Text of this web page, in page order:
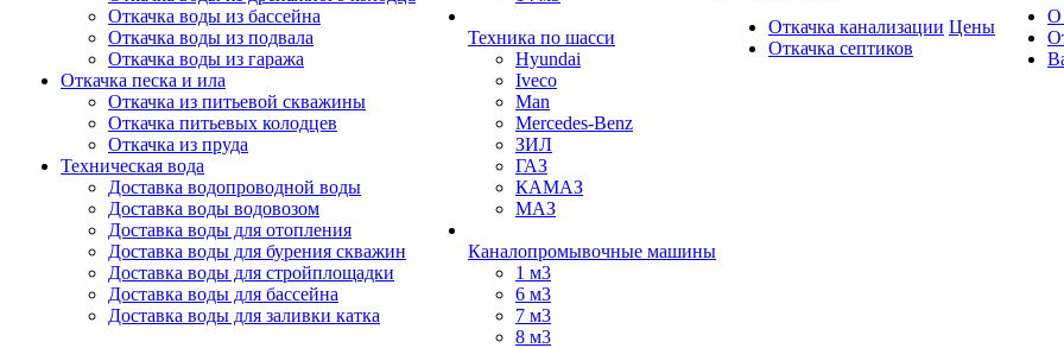
Откачка воды из бассейна
Откачка воды из подвала
Откачка воды из гаража
Откачка песка и ила
Откачка из питьевой скважины
Откачка питьевых колодцев
Откачка из пруда
Техническая вода
Доставка водопроводной воды
Доставка воды водовозом
Доставка воды для отопления
Доставка воды для бурения скважин
Доставка воды для стройплощадки
Доставка воды для бассейна
Доставка воды для заливки катка
Техника по шасси
Hyundai
Iveco
Man
Mercedes-Benz
ЗИЛ
ГАЗ
КАМАЗ
МАЗ
Каналопромывочные машины
1 м3
6 м3
7 м3
8 м3
Откачка канализации
Откачка септиков
Цены
О